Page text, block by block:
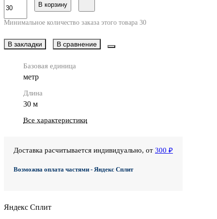
В корзину
Минимальное количество заказа этого товара 30
В закладки В сравнение
Базовая единица
метр
Длина
30 м
Все характеристики
Доставка расчитывается индивидуально, от 300 ₽
Возможна оплата частями - Яндекс Сплит
Яндекс Сплит